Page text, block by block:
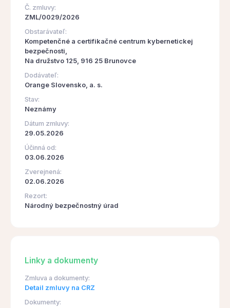
Č. zmluvy:
ZML/0029/2026
Obstarávateľ:
Kompetenčné a certifikačné centrum kybernetickej
bezpečnosti,
Na družstvo 125, 916 25 Brunovce
Dodávateľ:
Orange Slovensko, a. s.
Stav:
Neznámy
Dátum zmluvy:
29.05.2026
Účinná od:
03.06.2026
Zverejnená:
02.06.2026
Rezort:
Národný bezpečnostný úrad
Linky a dokumenty
Zmluva a dokumenty:
Detail zmluvy na CRZ
Dokumenty: